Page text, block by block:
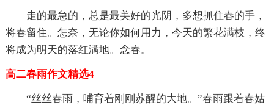
走的最急的，总是最美好的光阴，多想抓住春的手，
将春留住。怎奈，无论你如何用力，今天的繁花满枝，终
将成为明天的落红满地。念春。
高二春雨作文精选4
“丝丝春雨，哺育着刚刚苏醒的大地。”春雨跟着春姑